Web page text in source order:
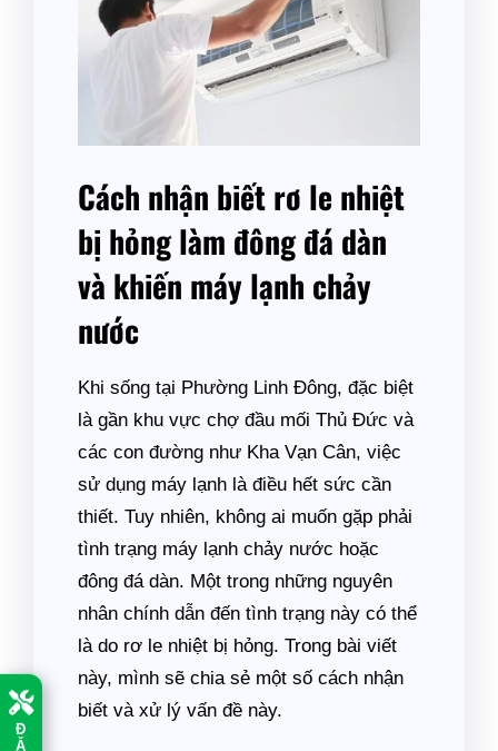
Đ
Ặ
Cách nhận biết rơ le nhiệt
bị hỏng làm đông đá dàn
và khiến máy lạnh chảy
nước
Khi sống tại Phường Linh Đông, đặc biệt
là gần khu vực chợ đầu mối Thủ Đức và
các con đường như Kha Vạn Cân, việc
sử dụng máy lạnh là điều hết sức cần
thiết. Tuy nhiên, không ai muốn gặp phải
tình trạng máy lạnh chảy nước hoặc
đông đá dàn. Một trong những nguyên
nhân chính dẫn đến tình trạng này có thể
là do rơ le nhiệt bị hỏng. Trong bài viết
này, mình sẽ chia sẻ một số cách nhận
biết và xử lý vấn đề này.